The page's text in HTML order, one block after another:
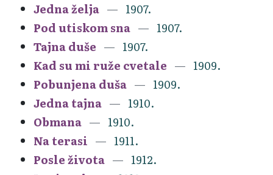
Jedna želja
1907.
Pod utiskom sna
1907.
Tajna duše
1907.
Kad su mi ruže cvetale
1909.
Pobunjena duša
1909.
Jedna tajna
1910.
Obmana
1910.
Na terasi
1911.
Posle života
1912.